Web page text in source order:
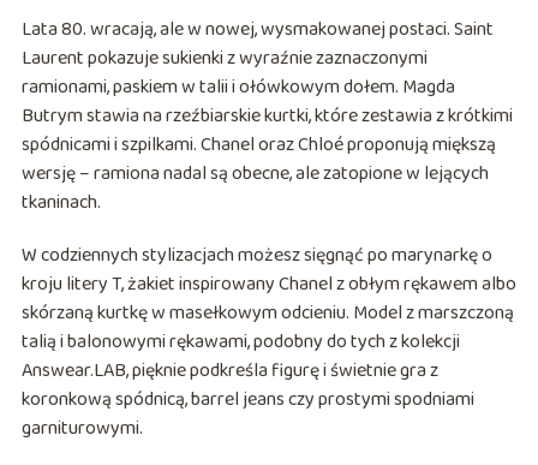
Lata 80. wracają, ale w nowej, wysmakowanej postaci. Saint
Laurent pokazuje sukienki z wyraźnie zaznaczonymi
ramionami, paskiem w talii i ołówkowym dołem. Magda
Butrym stawia na rzeźbiarskie kurtki, które zestawia z krótkimi
spódnicami i szpilkami. Chanel oraz Chloé proponują miększą
wersję – ramiona nadal są obecne, ale zatopione w lejących
tkaninach.
W codziennych stylizacjach możesz sięgnąć po marynarkę o
kroju litery T, żakiet inspirowany Chanel z obłym rękawem albo
skórzaną kurtkę w masełkowym odcieniu. Model z marszczoną
talią i balonowymi rękawami, podobny do tych z kolekcji
Answear.LAB, pięknie podkreśla figurę i świetnie gra z
koronkową spódnicą, barrel jeans czy prostymi spodniami
garniturowymi.